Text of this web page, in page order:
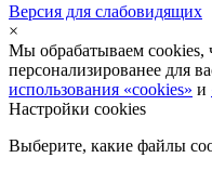
Версия для слабовидящих
×
Мы обрабатываем cookies,
персонализированее для
использования «cookies» и
Настройки cookies
Выберите, какие файлы